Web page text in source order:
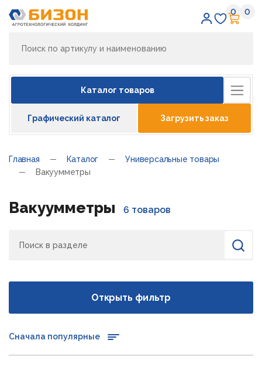
0 0
Каталог товаров
Графический каталог Загрузить заказ
Главная Каталог
Универсальные товары
Вакуумметры
Вакуумметры 6 товаров
Найти
Открыть фильтр
Сначала популярные